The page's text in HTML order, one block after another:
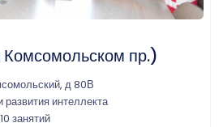
Комсомольском пр.)
д 80В
интеллекта
занятий